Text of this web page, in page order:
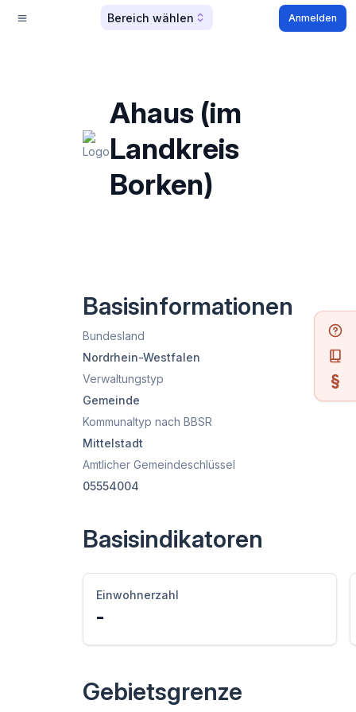
Bereich wählen Anmelden
Ahaus (im
Landkreis
Borken)
Basisinformationen
Bundesland
Nordrhein-Westfalen
Verwaltungstyp
Gemeinde
Kommunaltyp nach BBSR
Mittelstadt
Amtlicher Gemeindeschlüssel
05554004
Basisindikatoren
Einwohnerzahl
-
Gebietsgrenze